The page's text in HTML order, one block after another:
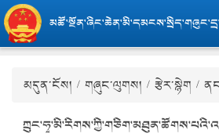
མདུན་ངོས། / གཞུང་ལུགས། / རྩེར་སྙེག /